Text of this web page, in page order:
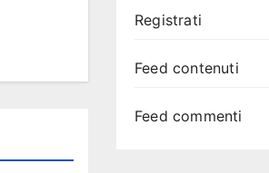
Registrati
Feed contenuti
Feed commenti